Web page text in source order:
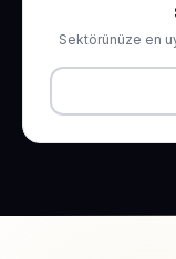
Sektörünüze en